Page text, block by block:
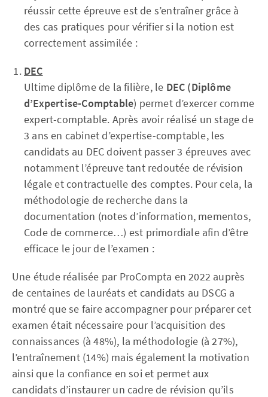
réussir cette épreuve est de s’entraîner grâce à
des cas pratiques pour vérifier si la notion est
correctement assimilée :
DEC
Ultime diplôme de la filière, le DEC (Diplôme
d’Expertise-Comptable) permet d’exercer comme
expert-comptable. Après avoir réalisé un stage de
3 ans en cabinet d’expertise-comptable, les
candidats au DEC doivent passer 3 épreuves avec
notamment l’épreuve tant redoutée de révision
légale et contractuelle des comptes. Pour cela, la
méthodologie de recherche dans la
documentation (notes d’information, mementos,
Code de commerce…) est primordiale afin d’être
efficace le jour de l’examen :
Une étude réalisée par ProCompta en 2022 auprès
de centaines de lauréats et candidats au DSCG a
montré que se faire accompagner pour préparer cet
examen était nécessaire pour l’acquisition des
connaissances (à 48%), la méthodologie (à 27%),
l’entraînement (14%) mais également la motivation
ainsi que la confiance en soi et permet aux
candidats d’instaurer un cadre de révision qu’ils